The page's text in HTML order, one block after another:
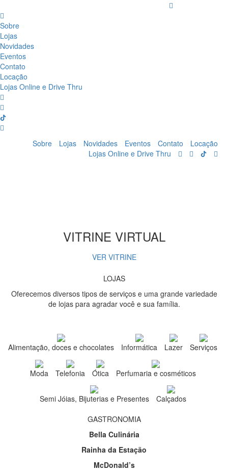
Sobre
Lojas
Novidades
Eventos
Contato
Locação
Lojas Online e Drive Thru
Sobre Lojas Novidades Eventos Contato
Locação
Lojas Online e Drive Thru
VITRINE VIRTUAL
VER VITRINE
LOJAS
Oferecemos diversos tipos de serviços e uma grande variedade
de lojas para agradar você e sua família.
Alimentação, doces e chocolates Informática Lazer Serviços
Moda Telefonia Ótica Perfumaria e cosméticos
Semi Jóias, Bijuterias e Presentes
Calçados
GASTRONOMIA
Bella Culinária
Rainha da Estação
McDonald’s